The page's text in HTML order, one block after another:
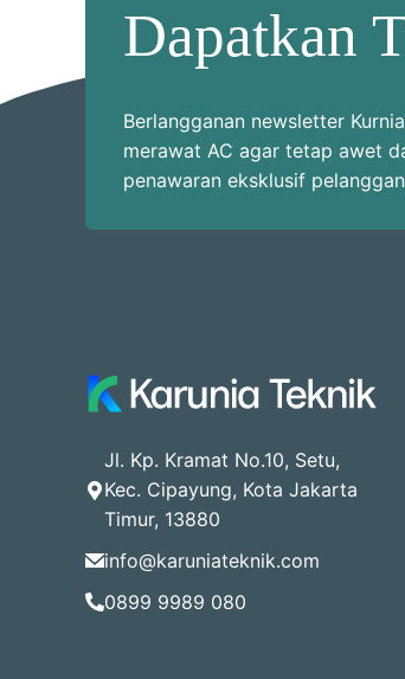
Dapatkan
Berlangganan newsletter
merawat AC agar tetap awet
penawaran eksklusif
Jl. Kp. Kramat No.10, Setu,
Kec. Cipayung, Kota Jakarta
Timur, 13880
info@karuniateknik.com
0899 9989 080